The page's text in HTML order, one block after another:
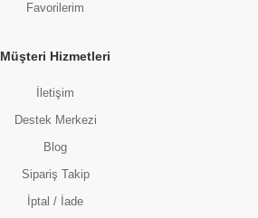
Favorilerim
Müşteri Hizmetleri
İletişim
Destek Merkezi
Blog
Sipariş Takip
İptal / İade